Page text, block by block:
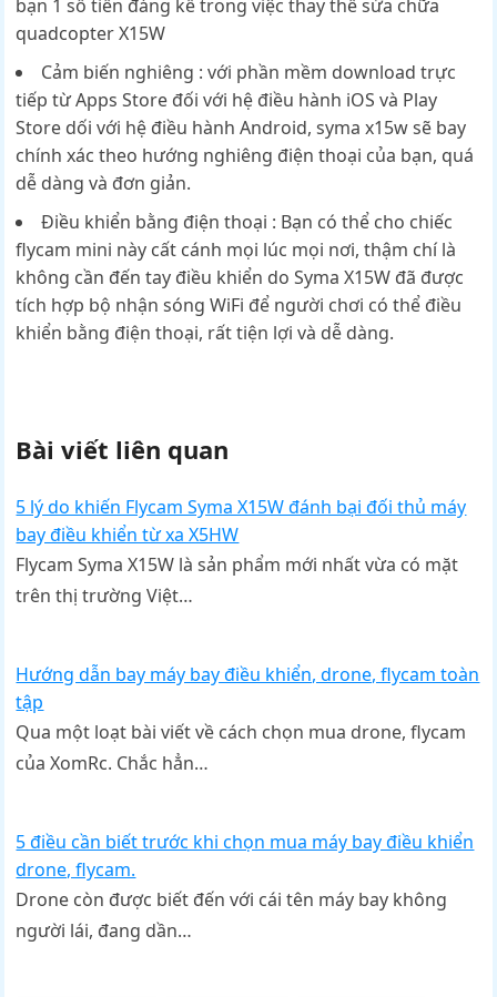
bạn 1 số tiền đáng kể trong việc thay thế sửa chữa
quadcopter X15W
Cảm biến nghiêng : với phần mềm download trực
tiếp từ Apps Store đối với hệ điều hành iOS và Play
Store dối với hệ điều hành Android, syma x15w sẽ bay
chính xác theo hướng nghiêng điện thoại của bạn, quá
dễ dàng và đơn giản.
Điều khiển bằng điện thoại : Bạn có thể cho chiếc
flycam mini này cất cánh mọi lúc mọi nơi, thậm chí là
không cần đến tay điều khiển do Syma X15W đã được
tích hợp bộ nhận sóng WiFi để người chơi có thể điều
khiển bằng điện thoại, rất tiện lợi và dễ dàng.
Bài viết liên quan
5 lý do khiến Flycam Syma X15W đánh bại đối thủ máy
bay điều khiển từ xa X5HW
Flycam Syma X15W là sản phẩm mới nhất vừa có mặt
trên thị trường Việt…
Hướng dẫn bay máy bay điều khiển, drone, flycam toàn
tập
Qua một loạt bài viết về cách chọn mua drone, flycam
của XomRc. Chắc hẳn…
5 điều cần biết trước khi chọn mua máy bay điều khiển
drone, flycam.
Drone còn được biết đến với cái tên máy bay không
người lái, đang dần…